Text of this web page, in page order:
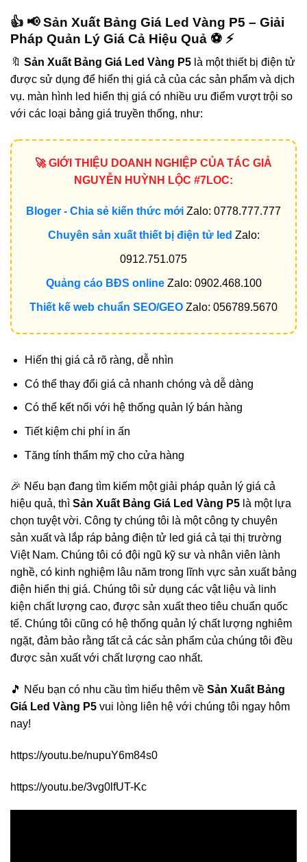
👍 📢Sản Xuất Bảng Giá Led Vàng P5 – Giải
Pháp Quản Lý Giá Cả Hiệu Quả ⚽ ⚡
🔖 Sản Xuất Bảng Giá Led Vàng P5 là một thiết bị điện tử
được sử dụng để hiển thị giá cả của các sản phẩm và dịch
vụ. màn hình led hiển thị giá có nhiều ưu điểm vượt trội so
với các loại bảng giá truyền thống, như:
🚀 GIỚI THIỆU DOANH NGHIỆP CỦA TÁC GIẢ
NGUYỄN HUỲNH LỘC #7LOC:
Bloger - Chia sẻ kiến thức mới Zalo: 0778.777.777
Chuyên sản xuất thiết bị điện tử led Zalo:
0912.751.075
Quảng cáo BĐS onlineZalo: 0902.468.100
Thiết kế web chuẩn SEO/GEO Zalo: 056789.5670
Hiển thị giá cả rõ ràng, dễ nhìn
Có thể thay đổi giá cả nhanh chóng và dễ dàng
Có thể kết nối với hệ thống quản lý bán hàng
Tiết kiệm chi phí in ấn
Tăng tính thẩm mỹ cho cửa hàng
🎉 Nếu bạn đang tìm kiếm một giải pháp quản lý giá cả
hiệu quả, thì Sản Xuất Bảng Giá Led Vàng P5 là một lựa
chọn tuyệt vời. Công ty chúng tôi là một công ty chuyên
sản xuất và lắp ráp bảng điện tử led giá cả tại thị trường
Việt Nam. Chúng tôi có đội ngũ kỹ sư và nhân viên lành
nghề, có kinh nghiệm lâu năm trong lĩnh vực sản xuất bảng
điện hiển thị giá. Chúng tôi sử dụng các vật liệu và linh
kiện chất lượng cao, được sản xuất theo tiêu chuẩn quốc
tế. Chúng tôi cũng có hệ thống quản lý chất lượng nghiêm
ngặt, đảm bảo rằng tất cả các sản phẩm của chúng tôi đều
được sản xuất với chất lượng cao nhất.
🎵 Nếu bạn có nhu cầu tìm hiểu thêm về Sản Xuất Bảng
Giá Led Vàng P5 vui lòng liên hệ với chúng tôi ngay hôm
nay!
https://youtu.be/nupuY6m84s0
https://youtu.be/3vg0lfUT-Kc